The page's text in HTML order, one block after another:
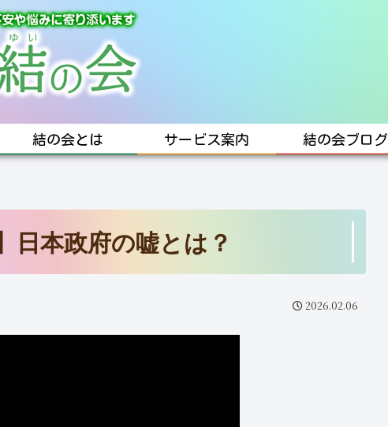
結の会とは サービス案内 結の会ブログ
日本政府の嘘とは？
2026.02.06